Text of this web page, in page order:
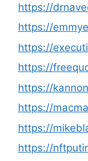
https://
https://
https://
https://
https://
https://
https://
https://